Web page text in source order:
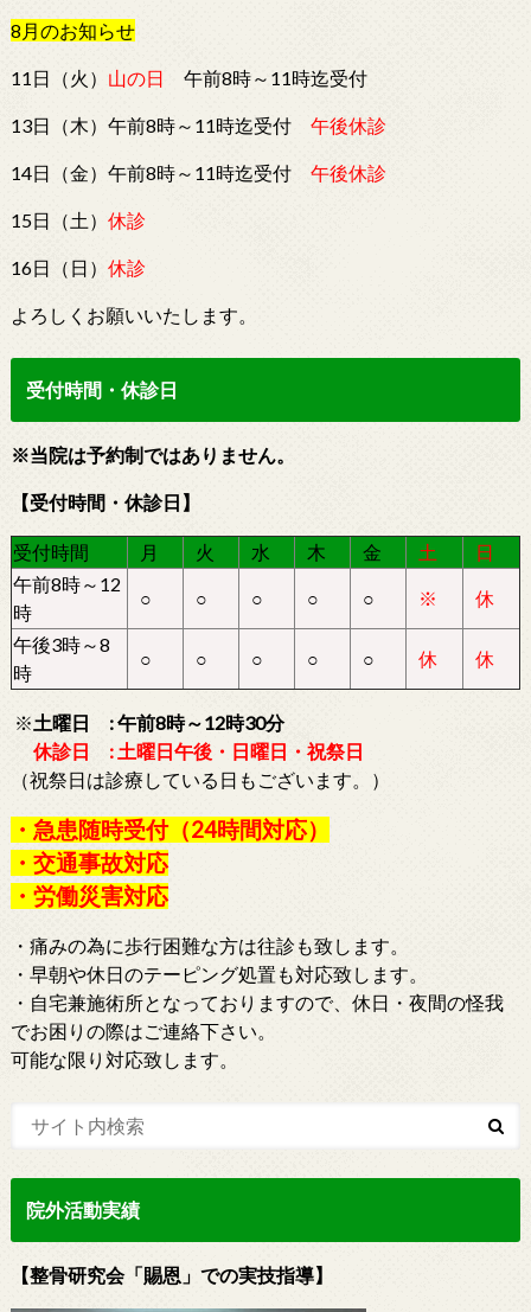
8 月のお知らせ
11日（火） 山の日 午前8時～11時迄受付
13日（木）午前8時～11時迄受付 午後休診
14日（金）午前8時～11時迄受付 午後休診
15日（土） 休診
16日（日） 休診
よろしくお願いいたします。
受付時間・休診日
※当院は予約制ではありません。
【受付時間・休診日】
受付時間 月 火 水 木 金 土
日
午前8時～12
時
○ ○ ○ ○ ○ ※ 休
午後3時～8
時
○ ○ ○ ○ ○ 休 休
※土曜日 : 午前8時～12時30分
休診日 : 土曜日午後・日曜日・祝祭日
（祝祭日は診療している日もございます。）
・急患随時受付（24時間対応）
・交通事故対応
・労働災害対応
・痛みの為に歩行困難な方は往診も致します。
・早朝や休日のテーピング処置も対応致します。
・自宅兼施術所となっておりますので、休日・夜間の怪我
でお困りの際はご連絡下さい。
可能な限り対応致します。
院外活動実績
【整骨研究会「賜恩」での実技指導】